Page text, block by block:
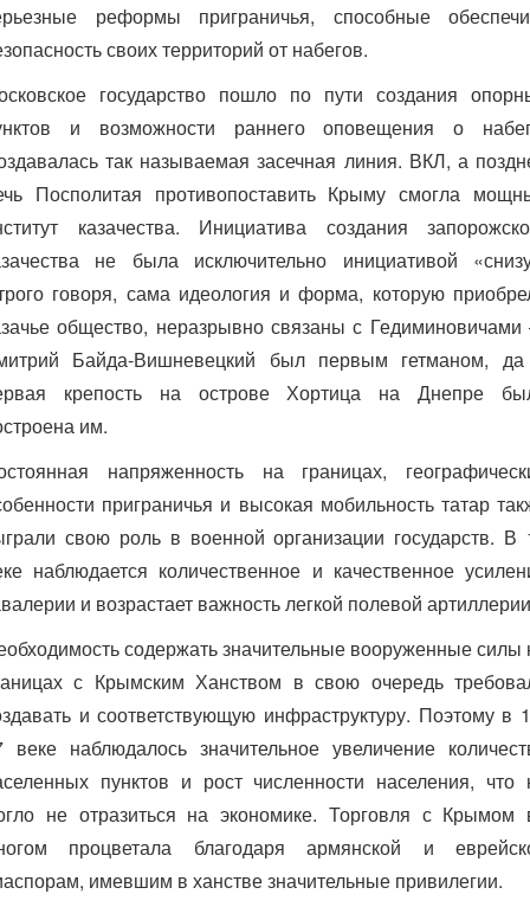
реформы приграничья, способные
своих территорий от набегов.
государство пошло по пути создания
и возможности раннего оповещения о
так называемая засечная линия. ВКЛ, а
Посполитая противопоставить Крыму смогла
казачества. Инициатива создания
не была исключительно инициативой
говоря, сама идеология и форма, которую
общество, неразрывно связаны с
Байда-Вишневецкий был первым гетманом,
крепость на острове Хортица на Днепре
им.
напряженность на границах,
приграничья и высокая мобильность татар
свою роль в военной организации государств. В
наблюдается количественное и качественное
и возрастает важность легкой полевой
содержать значительные вооруженные силы
с Крымским Ханством в свою очередь
и соответствующую инфраструктуру. Поэтому в
веке наблюдалось значительное увеличение
пунктов и рост численности населения, что
не отразиться на экономике. Торговля с Крымом
процветала благодаря армянской и
имевшим в ханстве значительные привилегии.